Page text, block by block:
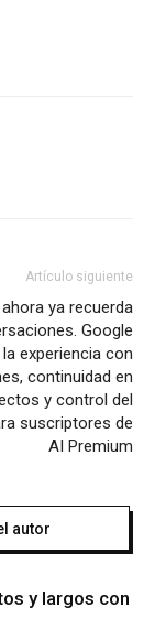
Artículo siguiente
ya recuerda
Google
experiencia con
continuidad en
y control del
suscriptores de
AI Premium
autor
y largos con